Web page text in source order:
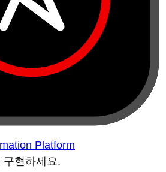
Platform
구현하세요.